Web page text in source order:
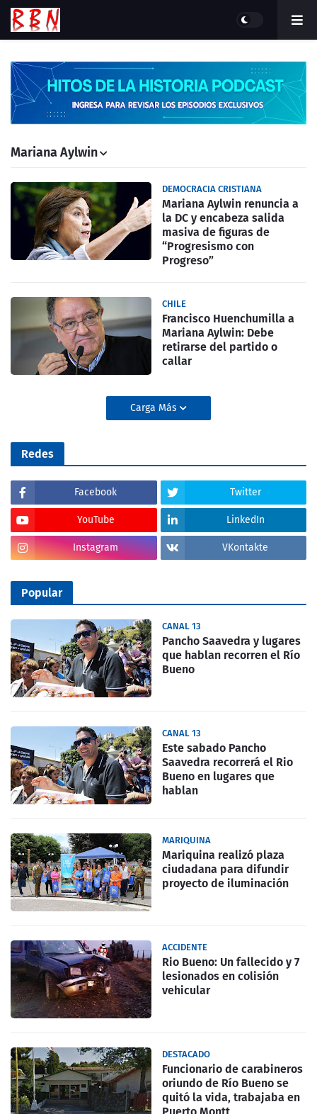
Mariana Aylwin
DEMOCRACIA CRISTIANA
Mariana Aylwin renuncia a
la DC y encabeza salida
masiva de figuras de
“Progresismo con
Progreso”
CHILE
Francisco Huenchumilla a
Mariana Aylwin: Debe
retirarse del partido o
callar
Carga Más
Redes
Facebook Twitter
YouTube LinkedIn
Instagram VKontakte
Popular
CANAL 13
Pancho Saavedra y lugares
que hablan recorren el Río
Bueno
CANAL 13
Este sabado Pancho
Saavedra recorrerá el Rio
Bueno en lugares que
hablan
MARIQUINA
Mariquina realizó plaza
ciudadana para difundir
proyecto de iluminación
ACCIDENTE
Rio Bueno: Un fallecido y 7
lesionados en colisión
vehicular
DESTACADO
Funcionario de carabineros
oriundo de Río Bueno se
quitó la vida, trabajaba en